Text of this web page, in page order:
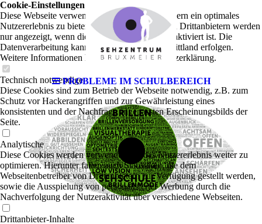
PROBLEME IM SCHULBEREICH
Cookie-Einstellungen
Diese Webseite verwendet Cookies, um Besuchern ein optimales
Nutzererlebnis zu bieten. Bestimmte Inhalte von Drittanbietern werden
nur angezeigt, wenn die entsprechende Option aktiviert ist. Die
Datenverarbeitung kann dann auch in einem Drittland erfolgen.
Weitere Informationen hierzu in der Datenschutzerklärung.
Technisch notwendige
Diese Cookies sind zum Betrieb der Webseite notwendig, z.B. zum
Schutz vor Hackerangriffen und zur Gewährleistung eines
konsistenten und der Nachfrage angepassten Erscheinungsbilds der
Seite.
Analytische
Diese Cookies werden verwendet, um das Nutzererlebnis weiter zu
optimieren. Hierunter fallen auch Statistiken, die dem
Webseitenbetreiber von Drittanbietern zur Verfügung gestellt werden,
sowie die Ausspielung von personalisierter Werbung durch die
Nachverfolgung der Nutzeraktivität über verschiedene Webseiten.
Drittanbieter-Inhalte